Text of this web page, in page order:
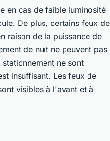
en cas de faible luminosité
De plus, certains feux de
raison de la puissance de
de nuit ne peuvent pas
ne sont
insuffisant. Les feux de
visibles à l'avant et à